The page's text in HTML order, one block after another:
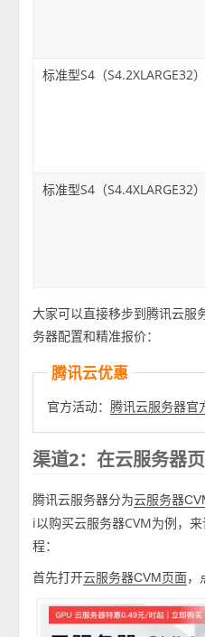
标准型S4（S4.2XLARGE32）
标准型S4（S4.4XLARGE32）
大家可以直接移步到腾讯云服
务器配置和精准报价：
腾讯云优惠
官方活动：腾讯云服务器官
渠道2：在云服务器
腾讯云服务器分为云服务器
i以购买云服务器CVM为例，
程：
首先打开云服务器CVM页面，